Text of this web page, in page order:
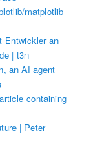
matplotlib
Entwickler an
| t3n
an AI agent
containing
| Peter